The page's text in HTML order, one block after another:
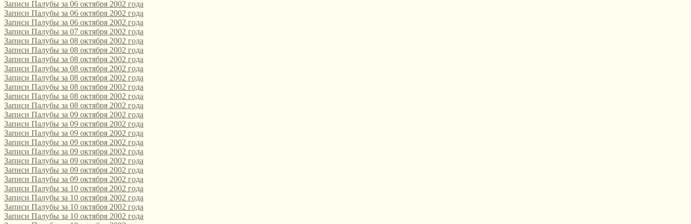
Записи Палубы за 06 октября 2002 года
Записи Палубы за 06 октября 2002 года
Записи Палубы за 06 октября 2002 года
Записи Палубы за 07 октября 2002 года
Записи Палубы за 08 октября 2002 года
Записи Палубы за 08 октября 2002 года
Записи Палубы за 08 октября 2002 года
Записи Палубы за 08 октября 2002 года
Записи Палубы за 08 октября 2002 года
Записи Палубы за 08 октября 2002 года
Записи Палубы за 08 октября 2002 года
Записи Палубы за 08 октября 2002 года
Записи Палубы за 09 октября 2002 года
Записи Палубы за 09 октября 2002 года
Записи Палубы за 09 октября 2002 года
Записи Палубы за 09 октября 2002 года
Записи Палубы за 09 октября 2002 года
Записи Палубы за 09 октября 2002 года
Записи Палубы за 09 октября 2002 года
Записи Палубы за 09 октября 2002 года
Записи Палубы за 10 октября 2002 года
Записи Палубы за 10 октября 2002 года
Записи Палубы за 10 октября 2002 года
Записи Палубы за 10 октября 2002 года